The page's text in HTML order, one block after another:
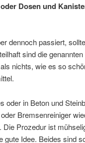
Dosen und
dennoch passiert,
sind die
nichts, wie es so
oder in Beton und
Bremsenreiniger
Die Prozedur ist
gute Idee. Beides sind